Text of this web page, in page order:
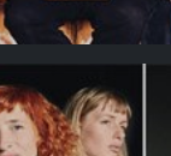
2021- 20h30 - SALLE 1
Informations